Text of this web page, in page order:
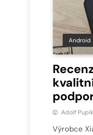
Android
Adolf Pupík
Výrobce